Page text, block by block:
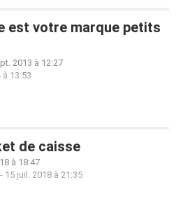
est votre marque petits
2013 à 12:27
13:53
de caisse
à 18:47
- 15 juil. 2018 à 21:35